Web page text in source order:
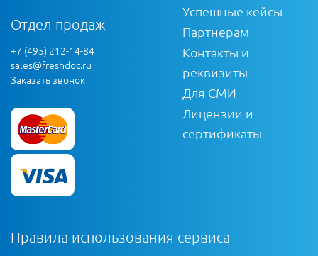
Отдел продаж
+7 (495) 212-14-84
sales@freshdoc.ru
Заказать звонок
Успешные кейсы
Партнерам
Контакты и
реквизиты
Для СМИ
Лицензии и
сертификаты
Правила использования сервиса